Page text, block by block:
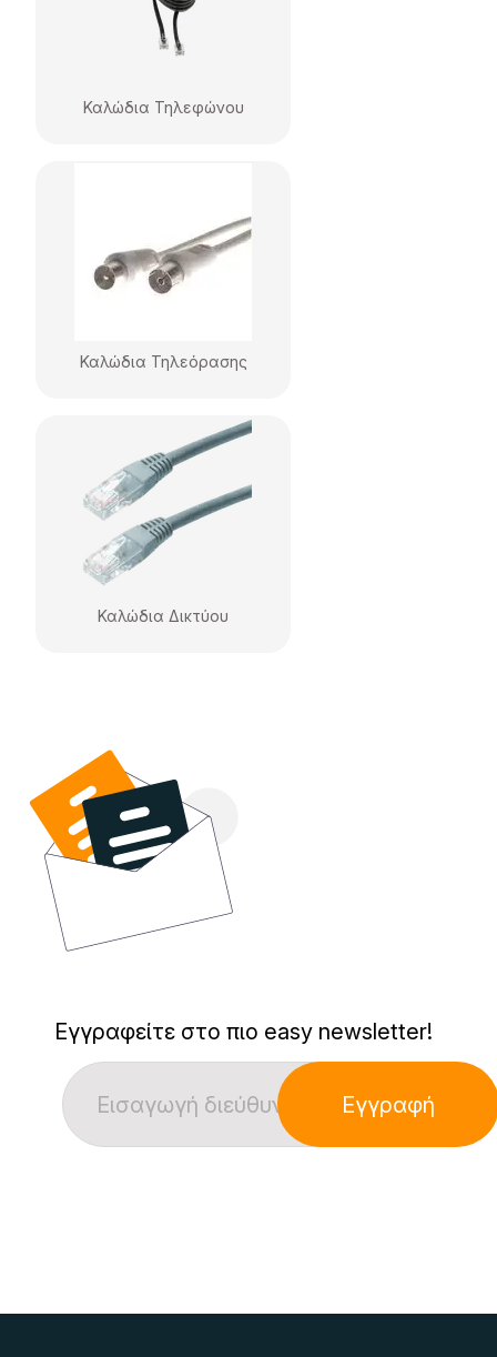
Καλώδια Τηλεφώνου
Καλώδια Τηλεόρασης
Καλώδια Δικτύου
Εγγραφείτε στο πιο easy newsletter!
Εγγραφή